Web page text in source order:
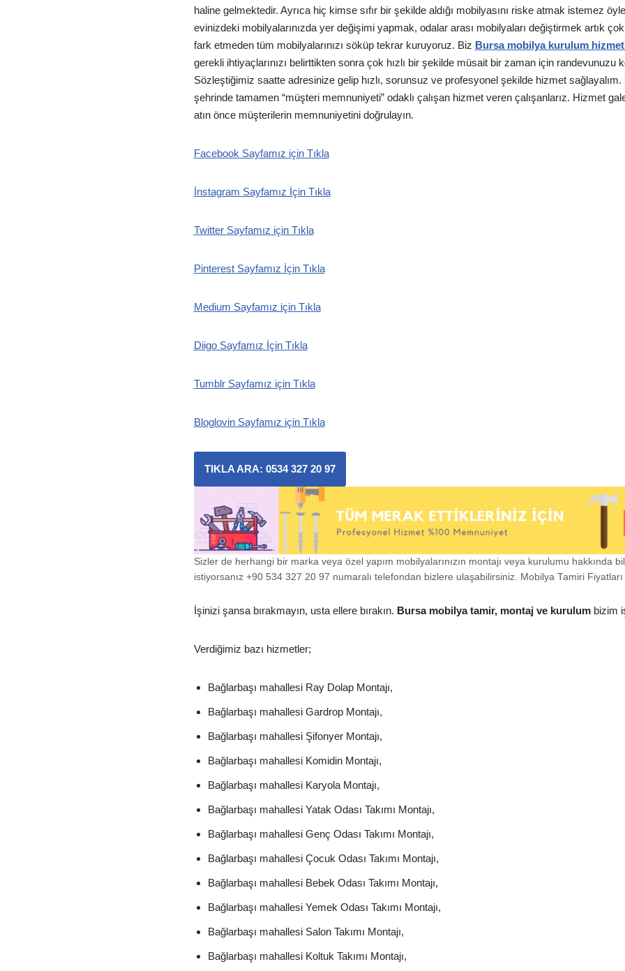
haline gelmektedir. Ayrıca hiç kimse sıfır bir şekilde aldığı mobilyasını riske atmak istemez
evinizdeki mobilyalarınızda yer değişimi yapmak, odalar arası mobilyaları değiştirmek artık
fark etmeden tüm mobilyalarınızı söküp tekrar kuruyoruz. Biz Bursa mobilya kurulum
gerekli ihtiyaçlarınızı belirttikten sonra çok hızlı bir şekilde müsait bir zaman için randevunuzu
Sözleştiğimiz saatte adresinize gelip hızlı, sorunsuz ve profesyonel şekilde hizmet sağlayalım.
şehrinde tamamen “müşteri memnuniyeti” odaklı çalışan hizmet veren çalışanlarız. Hizmet
atın önce müşterilerin memnuniyetini doğrulayın.
Facebook Sayfamız için Tıkla
İnstagram Sayfamız İçin Tıkla
Twitter Sayfamız için Tıkla
Pinterest Sayfamız İçin Tıkla
Medium Sayfamız için Tıkla
Diigo Sayfamız İçin Tıkla
Tumblr Sayfamız için Tıkla
Bloglovin Sayfamız için Tıkla
TIKLA ARA: 0534 327 20 97
Sizler de herhangi bir marka veya özel yapım mobilyalarınızın montajı veya kurulumu hakkında
istiyorsanız +90 534 327 20 97 numaralı telefondan bizlere ulaşabilirsiniz. Mobilya Tamiri Fiyatları
İşinizi şansa bırakmayın, usta ellere bırakın. Bursa mobilya tamir, montaj ve kurulumbizim
Verdiğimiz bazı hizmetler;
Bağlarbaşı mahallesi Ray Dolap Montajı,
Bağlarbaşı mahallesi Gardrop Montajı,
Bağlarbaşı mahallesi Şifonyer Montajı,
Bağlarbaşı mahallesi Komidin Montajı,
Bağlarbaşı mahallesi Karyola Montajı,
Bağlarbaşı mahallesi Yatak Odası Takımı Montajı,
Bağlarbaşı mahallesi Genç Odası Takımı Montajı,
Bağlarbaşı mahallesi Çocuk Odası Takımı Montajı,
Bağlarbaşı mahallesi Bebek Odası Takımı Montajı,
Bağlarbaşı mahallesi Yemek Odası Takımı Montajı,
Bağlarbaşı mahallesi Salon Takımı Montajı,
Bağlarbaşı mahallesi Koltuk Takımı Montajı,